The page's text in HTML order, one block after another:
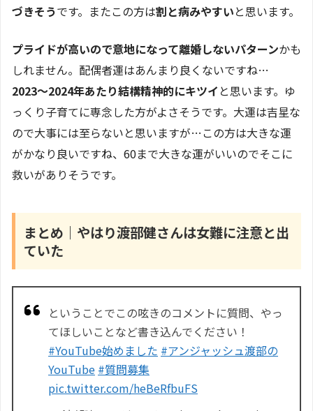
づきそうです。またこの方は割と病みやすいと思います。
プライドが高いので意地になって離婚しないパターンかも
しれません。配偶者運はあんまり良くないですね…
2023〜2024年あたり結構精神的にキツイ と思います。ゆ
っくり子育てに専念した方がよさそうです。大運は吉星な
ので大事には至らないと思いますが…この方は大きな運
がかなり良いですね、60まで大きな運がいいのでそこに
救いがありそうです。
まとめ｜やはり渡部健さんは女難に注意と出
ていた
ということでこの呟きのコメントに質問、やっ
てほしいことなど書き込んでください！
#YouTube始めました #アンジャッシュ渡部の
YouTube #質問募集
pic.twitter.com/heBeRfbuFS